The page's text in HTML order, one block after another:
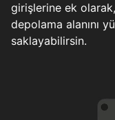
girişlerine ek
depolama alanını
saklayabilirsin.